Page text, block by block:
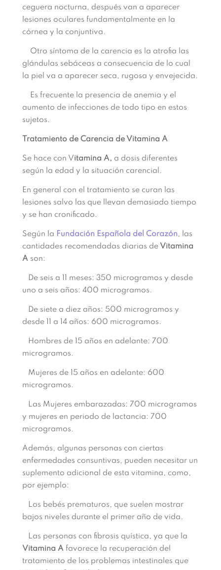
ceguera nocturna, después van a aparecer
lesiones oculares fundamentalmente en la
córnea y la conjuntiva.
Otro síntoma de la carencia es la atrofia las
glándulas sebáceas a consecuencia de lo cual
la piel va a aparecer seca, rugosa y envejecida.
Es frecuente la presencia de anemia y el
aumento de infecciones de todo tipo en estos
sujetos.
Tratamiento de Carencia de Vitamina A
Se hace con Vitamina A, a dosis diferentes
según la edad y la situación carencial.
En general con el tratamiento se curan las
lesiones salvo las que llevan demasiado tiempo
y se han cronificado.
Según la Fundación Española del Corazón, las
cantidades recomendadas diarias deVitamina
Ason:
De seis a 11 meses: 350 microgramos y desde
uno a seis años: 400 microgramos.
De siete a diez años: 500 microgramos y
desde 11 a 14 años: 600 microgramos.
Hombres de 15 años en adelante: 700
microgramos.
Mujeres de 15 años en adelante: 600
microgramos.
Las Mujeres embarazadas: 700 microgramos
y mujeres en periodo de lactancia: 700
microgramos.
Además, algunas personas con ciertas
enfermedades consuntivas, pueden necesitar un
suplemento adicional de esta vitamina, como,
por ejemplo:
Los bebés prematuros, que suelen mostrar
bajos niveles durante el primer año de vida.
Las personas con fibrosis quística, ya que la
Vitamina Afavorece la recuperación del
tratamiento de los problemas intestinales que